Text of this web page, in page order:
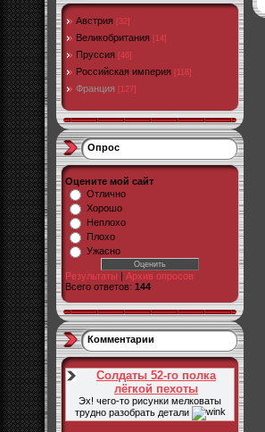
Австрия [32]
Великобритания [14]
Пруссия [46]
Российская империя [118]
Франция [127]
Опрос
Оцените мой сайт
Отлично
Хорошо
Неплохо
Плохо
Ужасно
Результаты | Архив опросов
Всего ответов: 144
Комментарии
Солдаты 52-го полка
лёгкой пехоты
Эх! чего-то рисунки мелковаты
трудно разобрать детали